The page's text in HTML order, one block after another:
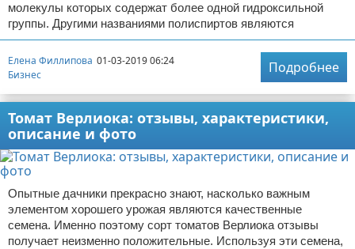
молекулы которых содержат более одной гидроксильной
группы. Другими названиями полиспиртов являются
Елена Филлипова 01-03-2019 06:24
Бизнес
Подробнее
Томат Верлиока: отзывы, характеристики,
описание и фото
Опытные дачники прекрасно знают, насколько важным
элементом хорошего урожая являются качественные
семена. Именно поэтому сорт томатов Верлиока отзывы
получает неизменно положительные. Используя эти семена,